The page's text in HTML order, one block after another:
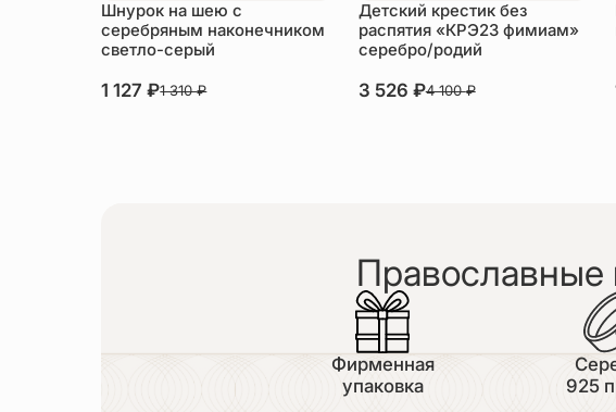
Шнурок на шею с
серебряным наконечником
светло-серый
1 127₽1 310₽
Детский крестик без
распятия «КРЭ23 фимиам»
серебро/родий
3 526 ₽4 100₽
Православные
Фирменная
упаковка
925